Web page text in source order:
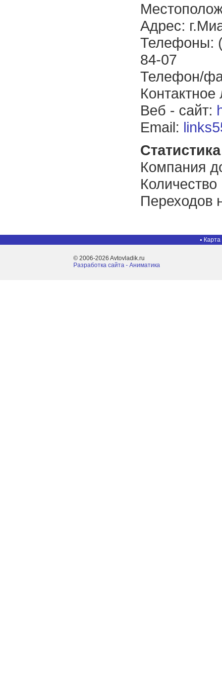
Адрес:
Телефоны:
84-07
Телефон/
Веб - сайт:
Email:
Компания
Переходов
Карта
© 2006-2026 Avtovladik.ru
Разработка сайта - Aниматика